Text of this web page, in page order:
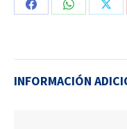
Share
Share
INFORMACIÓN